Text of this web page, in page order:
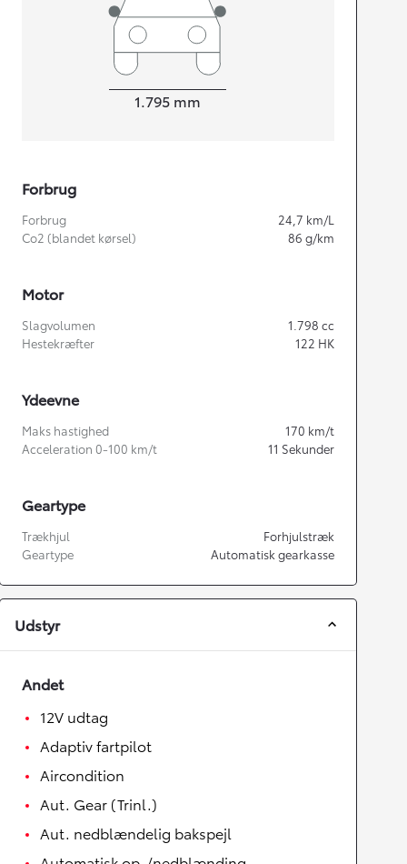
1.795 mm
Forbrug
Forbrug 24,7 km/L
Co2 (blandet kørsel)
86 g/km
Motor
Slagvolumen 1.798 cc
Hestekræfter
122 HK
Ydeevne
Maks hastighed 170 km/t
Acceleration 0-100 km/t
11 Sekunder
Geartype
Trækhjul
Forhjulstræk
Geartype
Automatisk gearkasse
Udstyr
Andet
12V udtag
Adaptiv fartpilot
Aircondition
Aut. Gear (Trinl.)
Aut. nedblændelig bakspejl